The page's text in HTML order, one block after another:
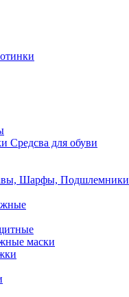
Средсва для обуви
Шарфы, Подшлемники
маски